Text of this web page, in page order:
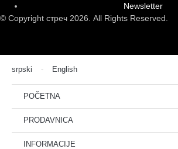
Newsletter
© Copyright стреч 2026. All Rights Reserved.
POČETNA
PRODAVNICA
INFORMACIJE
srpski English